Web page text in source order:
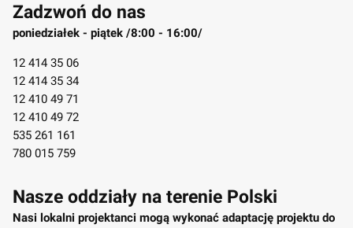
Zadzwoń do nas
poniedziałek - piątek /8:00 - 16:00/
12 414 35 06
12 414 35 34
12 410 49 71
12 410 49 72
535 261 161
780 015 759
Nasze oddziały na terenie Polski
Nasi lokalni projektanci mogą wykonać adaptację projektu do